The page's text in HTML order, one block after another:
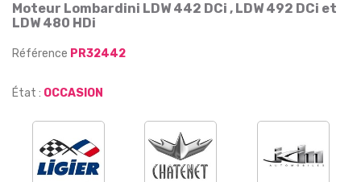
Moteur Lombardini LDW 442 DCi , LDW 492 DCi et
LDW 480 HDi
Référence PR32442
État : OCCASION